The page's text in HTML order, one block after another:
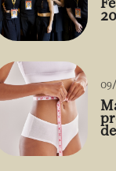
de emagrecimento e